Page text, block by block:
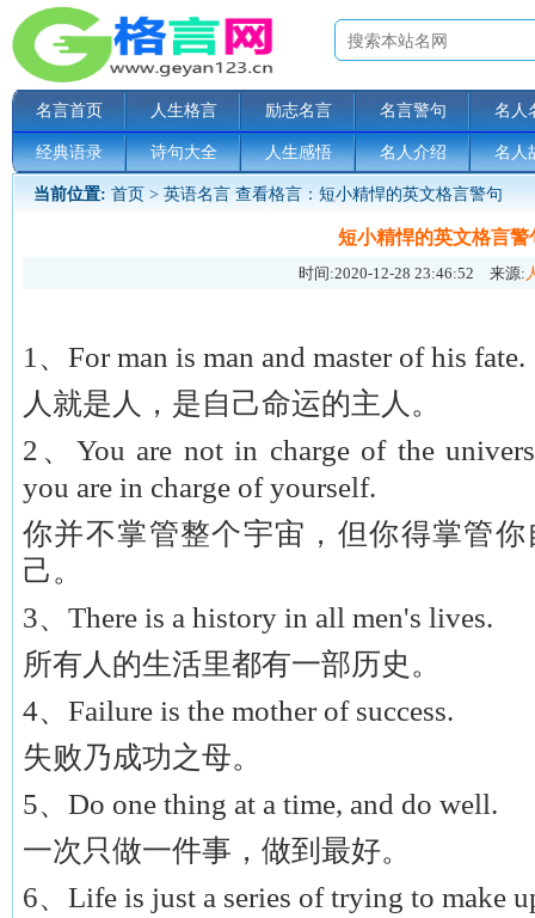
名言首页 人生格言 励志名言 名言警句 名人
经典语录 诗句大全 人生感悟 名人介绍 名人
当前位置: 首页 > 英语名言 查看格言：短小精悍的英文格言警句
短小精悍的英文格言警
时间:2020-12-28 23:46:52 来源:
1、For man is man and master of his fate.
人就是人，是自己命运的主人。
2、You are not in charge of the
you are in charge of yourself.
你并不掌管整个宇宙，但你得掌管你
己。
3、There is a history in all men's lives.
所有人的生活里都有一部历史。
4、Failure is the mother of success.
失败乃成功之母。
5、Do one thing at a time, and do well.
一次只做一件事，做到最好。
6、Life is just a series of trying to make